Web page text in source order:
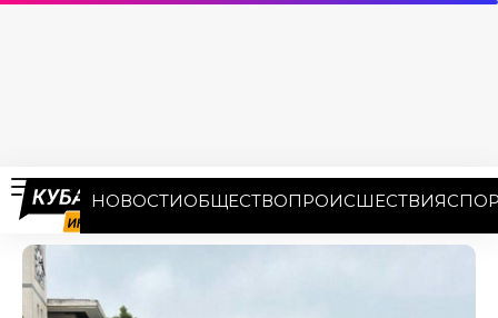
НОВОСТИОБЩЕСТВОПРОИСШЕСТВИЯ